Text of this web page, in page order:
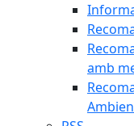
amb